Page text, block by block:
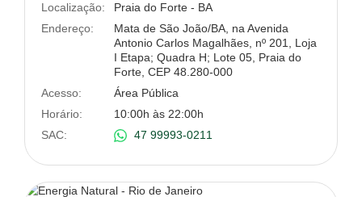
Localização:
Praia do Forte - BA
Endereço:
Mata de São João/BA, na Avenida
Antonio Carlos Magalhães, nº 201, Loja
I Etapa; Quadra H; Lote 05, Praia do
Forte, CEP 48.280-000
Acesso:
Área Pública
Horário:
10:00h às 22:00h
SAC:
47 99993-0211